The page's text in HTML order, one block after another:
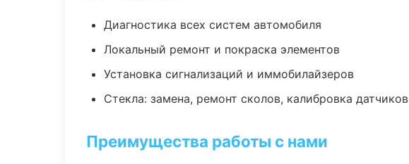
Диагностика всех систем автомобиля
Локальный ремонт и покраска элементов
Установка сигнализаций и иммобилайзеров
Стекла: замена, ремонт сколов, калибровка датчиков
Преимущества работы с нами